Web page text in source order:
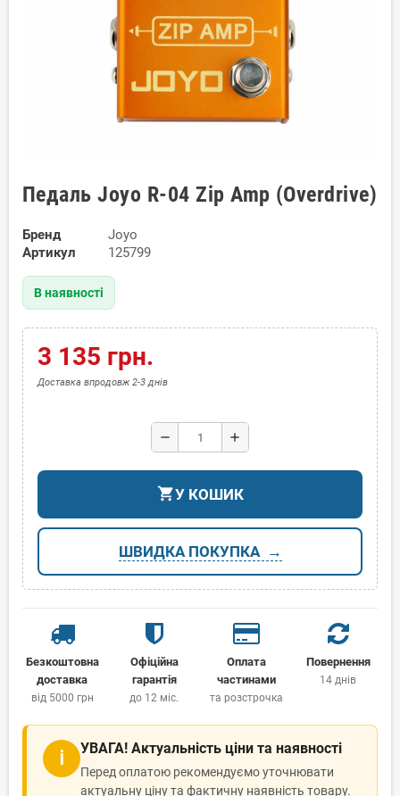
Педаль Joyo R-04 Zip Amp (Overdrive)
Бренд
Joyo
Артикул
125799
В наявності
3 135 грн.
Доставка впродовж 2-3 днів
remove add
shopping_cartУ КОШИК
ШВИДКА ПОКУПКА
Безкоштовна
доставка
від 5000 грн
Офіційна
гарантія
до 12 міс.
Оплата
частинами
та розстрочка
Повернення
14 днів
ℹ УВАГА! Актуальність ціни та наявності
Перед оплатою рекомендуємо уточнювати
актуальну ціну та фактичну наявність товару.